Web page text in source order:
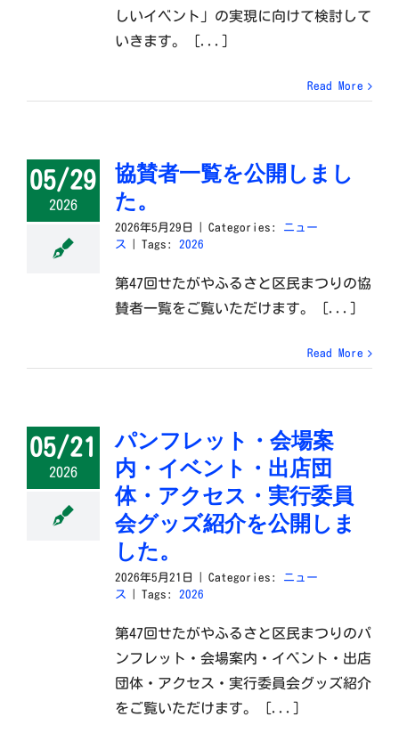
しいイベント」の実現に向けて検討して
いきます。 [...]
Read More
05/29
2026
協賛者一覧を公開しまし
た。
2026年5月29日 Categories: ニュー
ス
Tags: 2026
第47回せたがやふるさと区民まつりの協
賛者一覧をご覧いただけます。 [...]
Read More
05/21
2026
パンフレット・会場案
内・イベント・出店団
体・アクセス・実行委員
会グッズ紹介を公開しま
した。
2026年5月21日 Categories: ニュー
ス
Tags: 2026
第47回せたがやふるさと区民まつりのパ
ンフレット・会場案内・イベント・出店
団体・アクセス・実行委員会グッズ紹介
をご覧いただけます。 [...]